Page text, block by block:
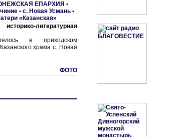
ЕПАРХИЯ •
• с. Hовая Усмань •
«Казанская»
литературная
в приходском
храма с. Новая
ФОТО